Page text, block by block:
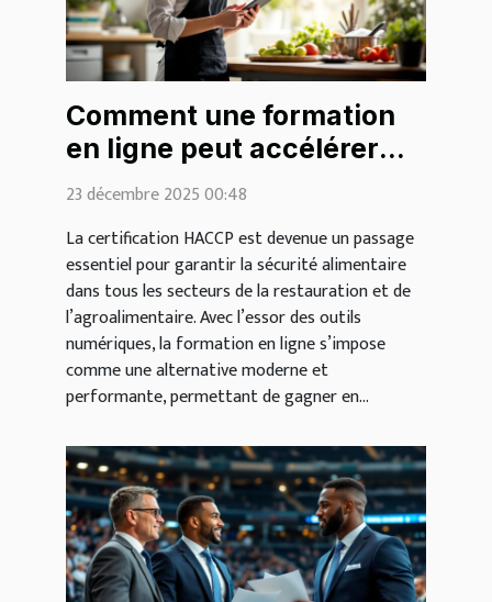
Comment une formation
en ligne peut accélérer
votre certification HACCP
23 décembre 2025 00:48
La certification HACCP est devenue un passage
essentiel pour garantir la sécurité alimentaire
dans tous les secteurs de la restauration et de
l’agroalimentaire. Avec l’essor des outils
numériques, la formation en ligne s’impose
comme une alternative moderne et
performante, permettant de gagner en...